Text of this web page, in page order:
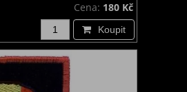
Cena: 180 Kč
Koupit